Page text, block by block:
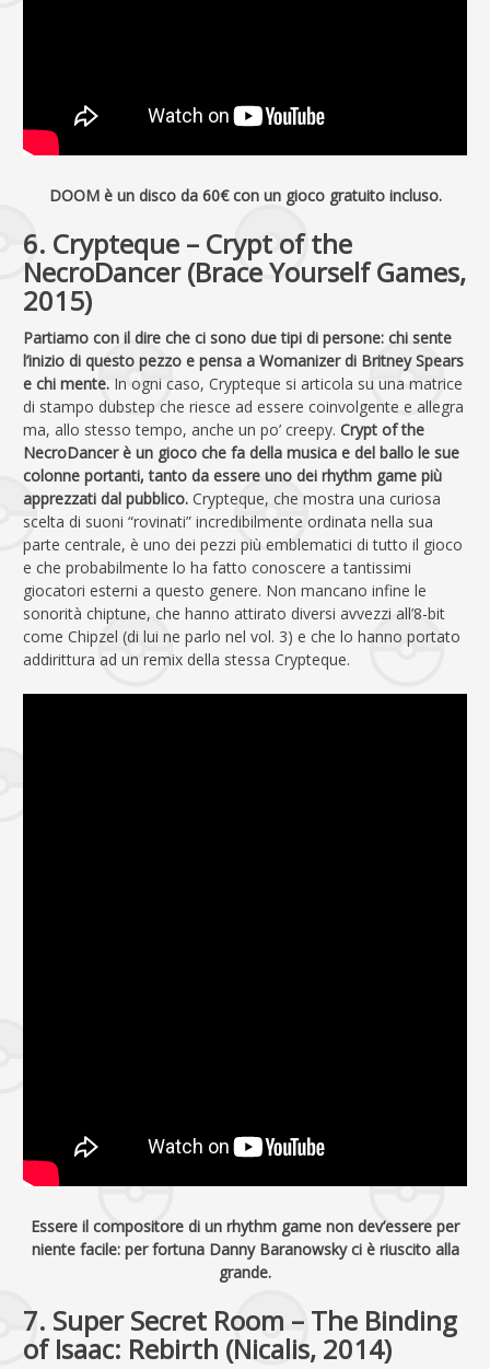
DOOM è un disco da 60€ con un gioco gratuito incluso.
6. Crypteque – Crypt of the
NecroDancer (Brace Yourself Games,
2015)
Partiamo con il dire che ci sono due tipi di persone: chi sente
l’inizio di questo pezzo e pensa a Womanizer di Britney Spears
e chi mente. In ogni caso, Crypteque si articola su una matrice
di stampo dubstep che riesce ad essere coinvolgente e allegra
ma, allo stesso tempo, anche un po’ creepy. Crypt of the
NecroDancer è un gioco che fa della musica e del ballo le sue
colonne portanti, tanto da essere uno dei rhythm game più
apprezzati dal pubblico. Crypteque, che mostra una curiosa
scelta di suoni “rovinati” incredibilmente ordinata nella sua
parte centrale, è uno dei pezzi più emblematici di tutto il gioco
e che probabilmente lo ha fatto conoscere a tantissimi
giocatori esterni a questo genere. Non mancano infine le
sonorità chiptune, che hanno attirato diversi avvezzi all’8-bit
come Chipzel (di lui ne parlo nel vol. 3) e che lo hanno portato
addirittura ad un remix della stessa Crypteque.
Essere il compositore di un rhythm game non dev’essere per
niente facile: per fortuna Danny Baranowsky ci è riuscito alla
grande.
7. Super Secret Room – The Binding
of Isaac: Rebirth (Nicalis, 2014)